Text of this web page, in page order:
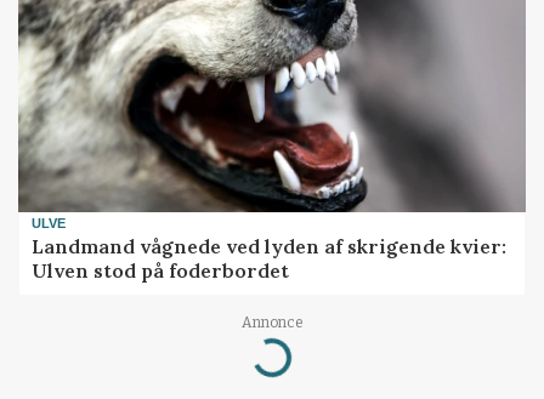
ULVE
Landmand vågnede ved lyden af skrigende kvier:
Ulven stod på foderbordet
Annonce
Loading...